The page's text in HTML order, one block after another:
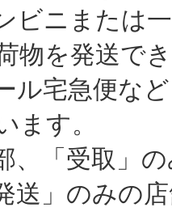
または一
物を発送で
急便など
ます。
受取」の
のみの店